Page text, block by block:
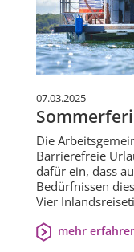
07.03.2025
Die
Barrierefreie
dafür ein, dass
Bedürfnissen
Vier
mehr